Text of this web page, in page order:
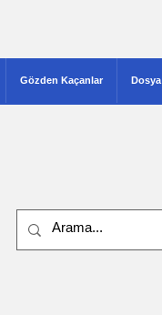
Gözden Kaçanlar Dosya